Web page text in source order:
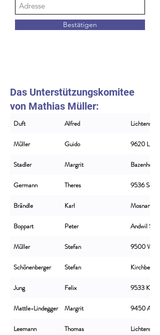
Bestätigen
Das Unterstützungskomitee
von Mathias Müller:
Duft Alfred Lichtensteig
Müller Guido 9620
Stadler Margrit Bazenheid
Germann Theres 9536
Brändle Karl Mosnang
Boppart Peter Andwil SG
Müller Stefan 9500 Wil
Schönenberger Stefan Kirchberg
Jung Felix 9533
Mattle-Lindegger Margrit 9450
Leemann Thomas Lichtensteig